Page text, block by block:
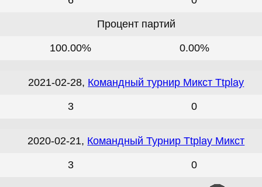
Процент партий
100.00% 0.00%
2021-02-28, Командный турнир Микст Ttplay
3 0
2020-02-21, Командный Турнир Ttplay Микст
3 0